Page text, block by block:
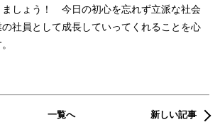
ましょう！ 今日の初心を忘れず立派な社会
社員として成長していってくれることを心
一覧へ 新しい記事